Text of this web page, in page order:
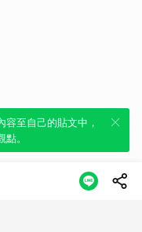
，透過發布貼
容至自己的貼文中，
。